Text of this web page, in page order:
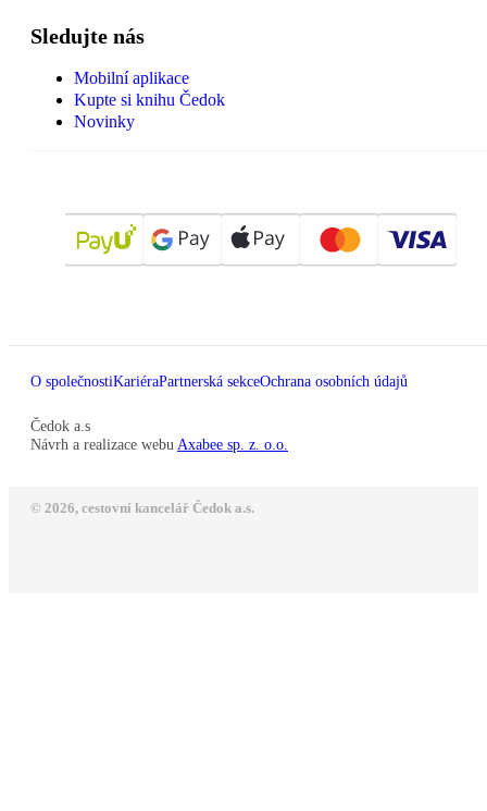
Sledujte nás
Mobilní aplikace
Kupte si knihu Čedok
Novinky
O společnostiKariéraPartnerská sekceOchrana osobních údajů
Čedok a.s
Návrh a realizace webu Axabee sp. z. o.o.
© 2026, cestovní kancelář Čedok a.s.